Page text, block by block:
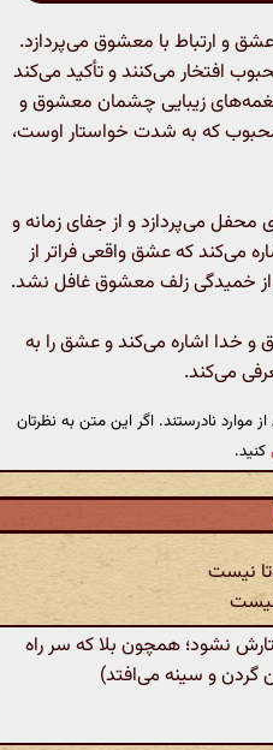
و ارتباط با معشوق می‌پردازد.
افتخار می‌کنند و تأکید می‌کند
زیبایی چشمان معشوق و
که به شدت خواستار اوست،
می‌پردازد و از جفای زمانه و
می‌کند که عشق واقعی فراتر از
از خمیدگی زلف معشوق غافل نشد.
خدا اشاره می‌کند و عشق را به
می‌کند.
نادرستند. اگر این متن به نظرتان
کنید.
نیست
نشود؛ همچون بلا که سر راه
گردن و سینه می‌افتد)